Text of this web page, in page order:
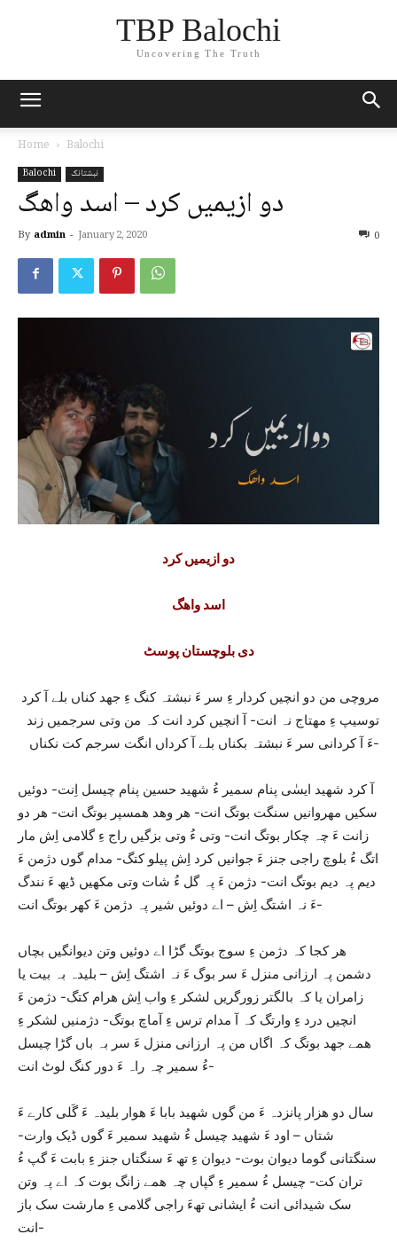
TBP Balochi
Uncovering The Truth
Home Balochi
Balochi نبشتانک
دو ازیمیں کرد – اسد واھگ
By admin - January 2, 2020 0
دو ازیمیں کرد
اسد واھگ
دی بلوچستان پوسٹ
مروچی من دو انچیں کردار ءِ سر ءَ نبشتہ کنگ ءِ جھد کناں بلے آ کرد
توسیپ ءِ مھتاج نہ انت- آ انچیں کرد انت کہ من وتی سرجمیں زند
ءَ آ کردانی سر ءَ نبشتہ بکناں بلے آ کردا‌ں انگت سرجم کت نکناں-
آ کرد شھید ایسٰی پنام سمیر ءُ شھید حسین پنام چیسل اِنت- دوئیں
سکیں مھروانیں سنگت بوتگ انت- ھر وھد ھمسپر بوتگ انت- ھر دو
زانت ءَ چہ چکار بوتگ انت- وتی ءُ وتی بزگیں راج ءِ گلامی اِش مار
اتگ ءُ بلوچ راجی جنز ءَ جوانیں کرد اِش پیلو کتگ- مدام گوں دژمن ءَ
دیم پہ دیم بوتگ انت- دژمن ءَ پہ گل ءُ شات وتی مکھیں ڈیھ ءَ نندگ
ءَ نہ اشتگ اِش – اے دوئیں شیر پہ دژمن ءَ کھر بوتگ انت-
ھر کجا کہ دژمن ءِ سوج بوتگ گڑا اے دوئیں وتن دیوانگیں بچاں
دشمن پہ ارزانی منزل ءَ سر بوگ ءَ نہ اشتگ اِش – بلیدہ بہ بیت یا
زامران یا کہ بالگتر زورگریں لشکر ءِ واب اِش ھرام کتگ- دژمن ءَ
انچیں درد ءِ وارتگ کہ آ مدام ترس ءِ آماچ بوتگ- دژمنیں لشکر ءِ
ھمے جھد بوتگ کہ اگاں من پہ ارزانی منزل ءَ سر بہ باں گڑا چیسل
ءُ سمیر چہ راہ ءَ دور کنگ لوٹ انت-
سال دو ھزار پانزدہ ءَ من گوں شھید بابا ءَ ھوار بلیدہ ءَ گَلی کارے ءَ
شتاں – اود ءَ شھید چیسل ءُ شھید سمیر ءَ گوں ڈیک وارت-
سنگتانی گوما دیوان بوت- دیوان ءِ تھ ءَ سنگتاں جنز ءِ بابت ءَ گپ ءُ
تران کت- چیسل ءُ سمیر ءِ گپاں چہ ھمے زانگ بوت کہ اے پہ وتن
سک شیدائی انت ءُ ایشانی تھءَ راجی گلامی ءِ مارشت سک باز
انت-